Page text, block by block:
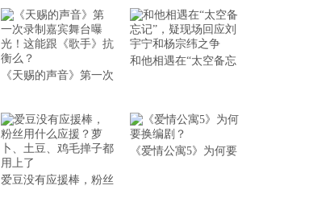
《天赐的声音》第一次
和他相遇在“太空备忘
爱豆没有应援棒，粉丝
《爱情公寓5》为何要